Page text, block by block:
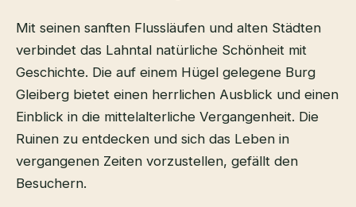
Mit seinen sanften Flussläufen und alten Städten
verbindet das Lahntal natürliche Schönheit mit
Geschichte. Die auf einem Hügel gelegene Burg
Gleiberg bietet einen herrlichen Ausblick und einen
Einblick in die mittelalterliche Vergangenheit. Die
Ruinen zu entdecken und sich das Leben in
vergangenen Zeiten vorzustellen, gefällt den
Besuchern.